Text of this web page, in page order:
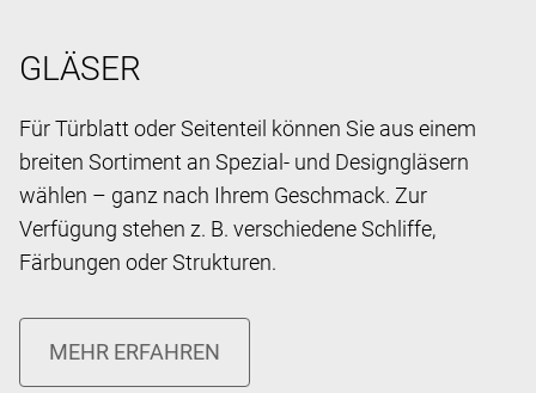
GLÄSER
Für Türblatt oder Seitenteil können Sie aus einem
breiten Sortiment an Spezial- und Designgläsern
wählen – ganz nach Ihrem Geschmack. Zur
Verfügung stehen z. B. verschiedene Schliffe,
Färbungen oder Strukturen.